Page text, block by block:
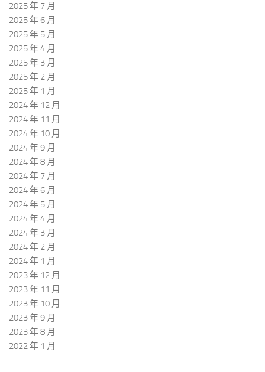
2025 年 7 月
2025 年 6 月
2025 年 5 月
2025 年 4 月
2025 年 3 月
2025 年 2 月
2025 年 1 月
2024 年 12 月
2024 年 11 月
2024 年 10 月
2024 年 9 月
2024 年 8 月
2024 年 7 月
2024 年 6 月
2024 年 5 月
2024 年 4 月
2024 年 3 月
2024 年 2 月
2024 年 1 月
2023 年 12 月
2023 年 11 月
2023 年 10 月
2023 年 9 月
2023 年 8 月
2022 年 1 月